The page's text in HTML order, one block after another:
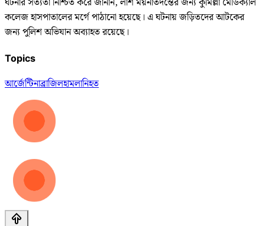
কলেজ হাসপাতালের মর্গে পাঠানো হয়েছে। এ ঘটনায় জড়িতদের আটকের
জন্য পুলিশ অভিযান অব্যাহত রয়েছে।
Topics
আর্জেন্টিনাব্রাজিলহামলানিহত